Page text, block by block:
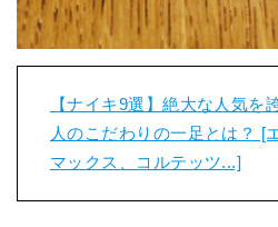
【ナイキ9選】絶大な人気を
人のこだわりの一足とは？ [
マックス、コルテッツ...]